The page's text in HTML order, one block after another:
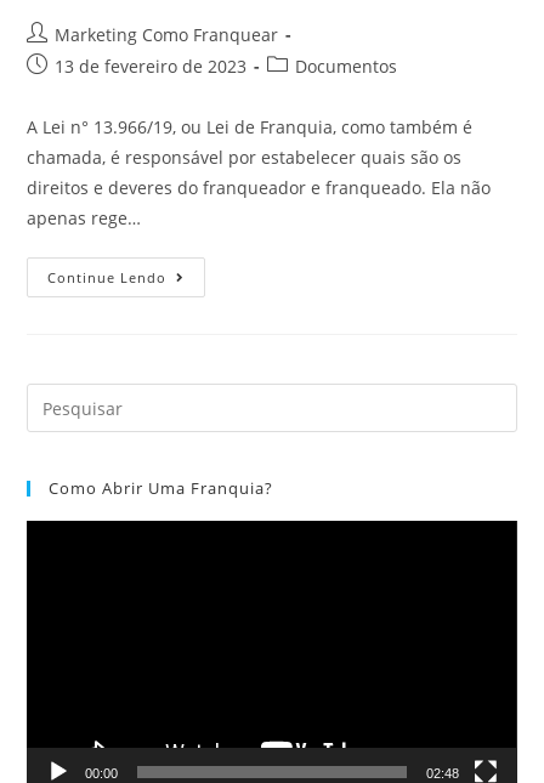
Marketing Como Franquear
13 de fevereiro de 2023
Documentos
A Lei n° 13.966/19, ou Lei de Franquia, como também é
chamada, é responsável por estabelecer quais são os
direitos e deveres do franqueador e franqueado. Ela não
apenas rege…
Continue Lendo
Como Abrir Uma Franquia?
00:00 02:48